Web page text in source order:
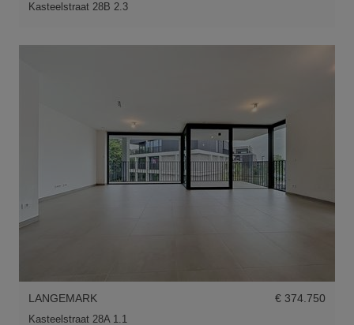
Kasteelstraat 28B 2.3
LANGEMARK € 374.750
Kasteelstraat 28A 1.1